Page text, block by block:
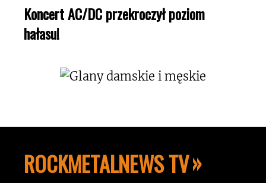
Koncert AC/DC przekroczył poziom
hałasu!
ROCKMETALNEWS TV